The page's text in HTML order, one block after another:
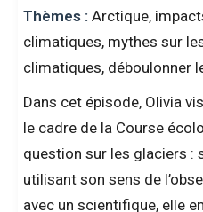
Thèmes : Arctique,
climatiques, mythes sur
climatiques, déboulonner
Dans cet épisode, Olivia
le cadre de la Course
question sur les glaciers :
utilisant son sens de
avec un scientifique, elle